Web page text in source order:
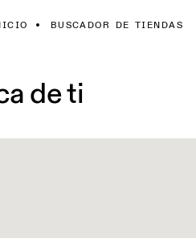
BUSCADOR DE TIENDAS
de ti